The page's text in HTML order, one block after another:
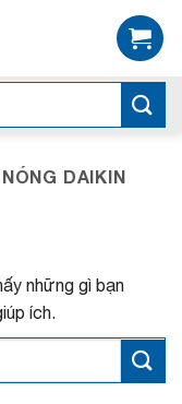
DAIKIN
những gì bạn
ích.